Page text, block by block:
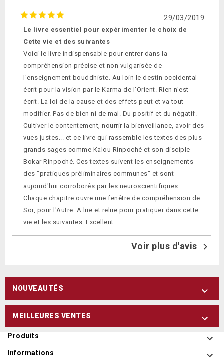
29/03/2019
Le livre essentiel pour expérimenter le choix de
Cette vie et des suivantes
Voici le livre indispensable pour entrer dans la
compréhension précise et non vulgarisée de
l'enseignement bouddhiste. Au loin le destin occidental
écrit pour la vision par le Karma de l'Orient. Rien n'est
écrit. La loi de la cause et des effets peut et va tout
modifier. Pas de bien ni de mal. Du positif et du négatif.
Cultiver le contentement, nourrir la bienveillance, avoir des
vues justes... et ce livre qui rassemble les textes des plus
grands sages comme Kalou Rinpoché et son disciple
Bokar Rinpoché. Ces textes suivent les enseignements
des "pratiques préliminaires communes" et sont
aujourd'hui corroborés par les neuroscientifiques.
Chaque chapitre ouvre une fenêtre de compréhension de
Soi, pour l'Autre. A lire et relire pour pratiquer dans cette
vie et les suivantes. Excellent.
Voir plus d'avis 
NOUVEAUTÉS 
MEILLEURES VENTES 
Produits 
Informations 